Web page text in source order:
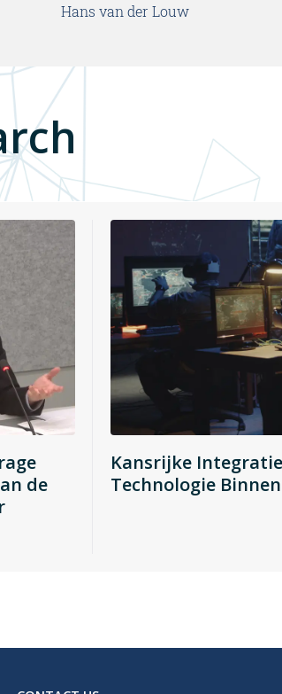
Hans van der Louw
de
Kansrijke
Technologie